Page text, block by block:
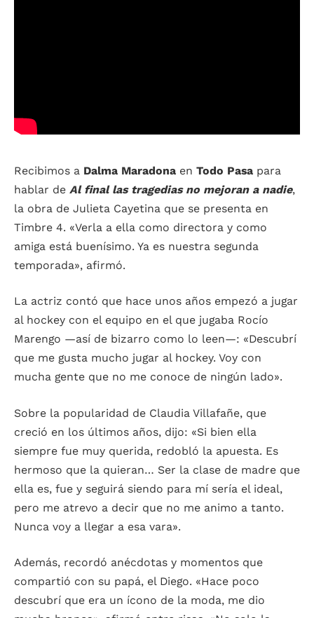
Recibimos a Dalma Maradona en Todo Pasa para
hablar de Al final las tragedias no mejoran a nadie,
la obra de Julieta Cayetina que se presenta en
Timbre 4. «Verla a ella como directora y como
amiga está buenísimo. Ya es nuestra segunda
temporada», afirmó.
La actriz contó que hace unos años empezó a jugar
al hockey con el equipo en el que jugaba Rocío
Marengo —así de bizarro como lo leen—: «Descubrí
que me gusta mucho jugar al hockey. Voy con
mucha gente que no me conoce de ningún lado».
Sobre la popularidad de Claudia Villafañe, que
creció en los últimos años, dijo: «Si bien ella
siempre fue muy querida, redobló la apuesta. Es
hermoso que la quieran… Ser la clase de madre que
ella es, fue y seguirá siendo para mí sería el ideal,
pero me atrevo a decir que no me animo a tanto.
Nunca voy a llegar a esa vara».
Además, recordó anécdotas y momentos que
compartió con su papá, el Diego. «Hace poco
descubrí que era un ícono de la moda, me dio